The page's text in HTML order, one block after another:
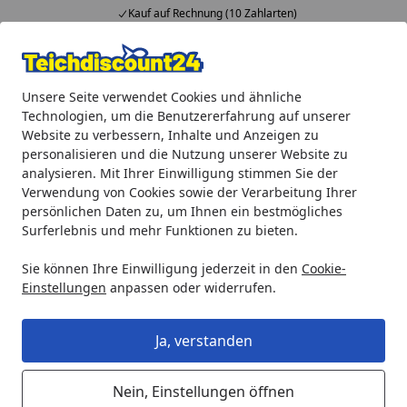
Unsere Seite verwendet Cookies und ähnliche
Technologien, um die Benutzererfahrung auf unserer
Website zu verbessern, Inhalte und Anzeigen zu
personalisieren und die Nutzung unserer Website zu
analysieren. Mit Ihrer Einwilligung stimmen Sie der
Verwendung von Cookies sowie der Verarbeitung Ihrer
persönlichen Daten zu, um Ihnen ein bestmögliches
Surferlebnis und mehr Funktionen zu bieten.
Sie können Ihre Einwilligung jederzeit in den Cookie-
Einstellungen anpassen oder widerrufen.
Ja, verstanden
Nein, Einstellungen öffnen
Kauf auf Rechnung (10 Zahlarten)
Alle Produkte
Mein Konto
Suchen
Startseite
Oase Filterschwamm Komplett-Set für BioTec ScreenMatic
Oase Filterschwamm Komplett-Set
für BioTec ScreenMatic 36 / 140000/
145000
(1 Bewertung)